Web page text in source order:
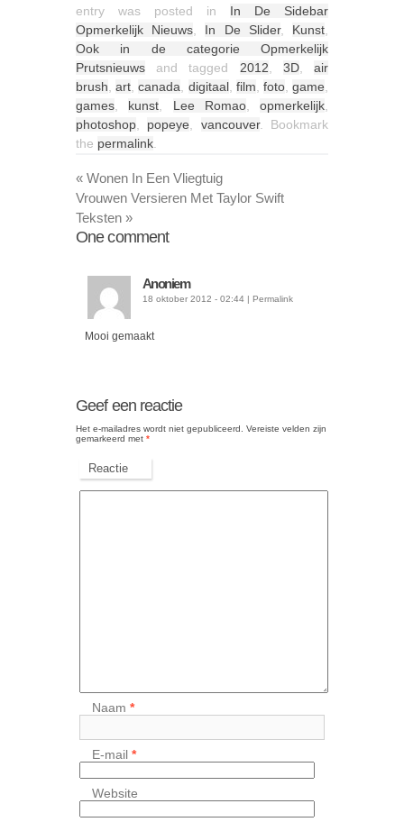
entry was posted in In De Sidebar
Opmerkelijk Nieuws
In De Slider, Kunst
Ook in de categorie Opmerkelijk
Prutsnieuws and tagged 2012 3D,air
brush ,art ,canada digitaal, film foto,game
games
kunst Lee Romao, opmerkelijk
photoshop
popeye vancouver. Bookmark
the permalink
« Wonen In Een Vliegtuig
Vrouwen Versieren Met Taylor Swift
Teksten »
Onecomment
Anoniem
18 oktober 2012 - 02:44 | Permalink
Mooi gemaakt
Geef een reactie
Het e-mailadres wordt niet gepubliceerd.
Vereiste velden zijn
gemarkeerd met *
Reactie
Naam*
E-mail*
Website